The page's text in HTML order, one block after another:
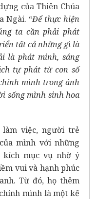
của Thiên Chúa
Ngài. “Để thực hiện
ta cần phải phát
tất cả những gì là
là phát minh, sáng
tự phát từ con số
mình trong ánh
sống mình sinh hoa
việc, người trẻ
mình với những
kích mục vụ nhờ ý
vui và hạnh phúc
Từ đó, họ thêm
mình là một kế